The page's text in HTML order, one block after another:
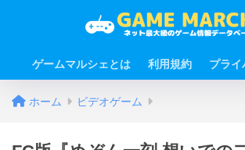
ゲームマルシェとは 利用規約 プライ
ホーム ビデオゲーム